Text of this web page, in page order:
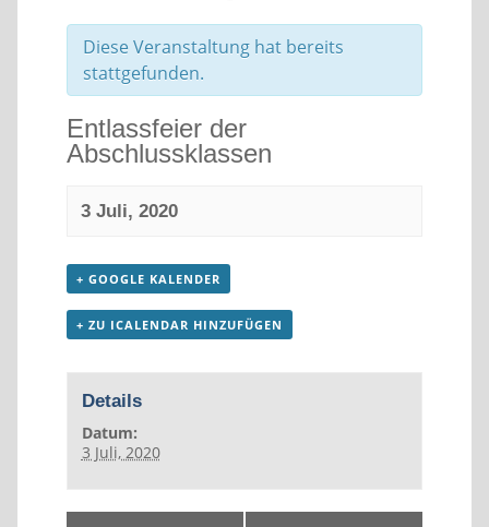
Diese Veranstaltung hat bereits
stattgefunden.
Entlassfeier der
Abschlussklassen
3 Juli, 2020
+ GOOGLE KALENDER
+ ZU ICALENDAR HINZUFÜGEN
Details
Datum:
3 Juli, 2020